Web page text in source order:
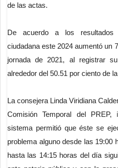
de las actas.
De acuerdo a los resultados
ciudadana este 2024 aumentó un
jornada de 2021, al registrar
alrededor del 50.51 por ciento de
La consejera Linda Viridiana
Comisión Temporal del
sistema permitió que éste se
problema alguno desde las 19:00
hasta las 14:15 horas del día